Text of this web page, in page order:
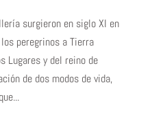
surgieron en siglo XI en
peregrinos a Tierra
Lugares y del reino de
de dos modos de vida,